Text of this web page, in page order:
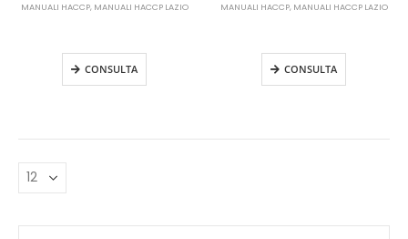
MANUALI HACCP, MANUALI HACCP LAZIO
CONSULTA
MANUALI HACCP, MANUALI HACCP LAZIO
CONSULTA